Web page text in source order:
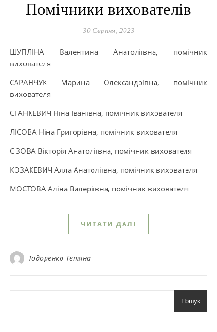
Помічники вихователів
30 Серпня, 2023
ШУПЛІНА Валентина Анатоліївна, помічник
вихователя
САРАНЧУК Марина Олександрівна, помічник
вихователя
СТАНКЕВИЧ Ніна Іванівна, помічник вихователя
ЛІСОВА Ніна Григорівна, помічник вихователя
СІЗОВА Вікторія Анатоліївна, помічник вихователя
КОЗАКЕВИЧ Алла Анатоліївна, помічник вихователя
МОСТОВА Аліна Валеріївна, помічник вихователя
ЧИТАТИ ДАЛІ
Тодоренко Тетяна
Пошук